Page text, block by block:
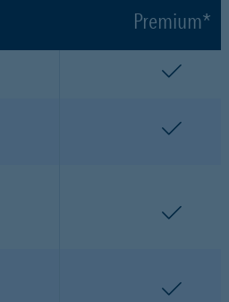
Premium*